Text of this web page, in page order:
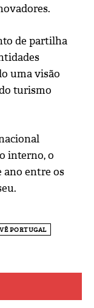
de partilha
uma visão
turismo
interno, o
ano entre os
PORTUGAL